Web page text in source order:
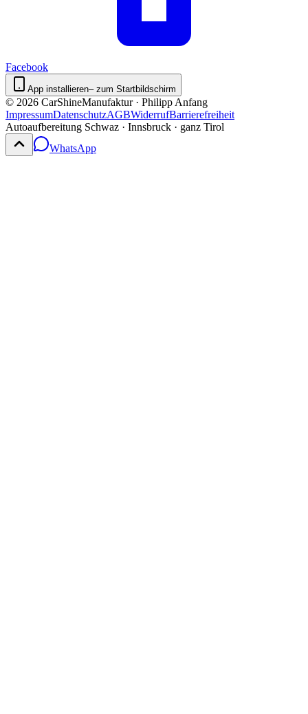
Facebook
App installieren– zum Startbildschirm
© 2026 CarShineManufaktur · Philipp Anfang
ImpressumDatenschutzAGBWiderrufBarrierefreiheit
Autoaufbereitung Schwaz · Innsbruck · ganz Tirol
WhatsApp